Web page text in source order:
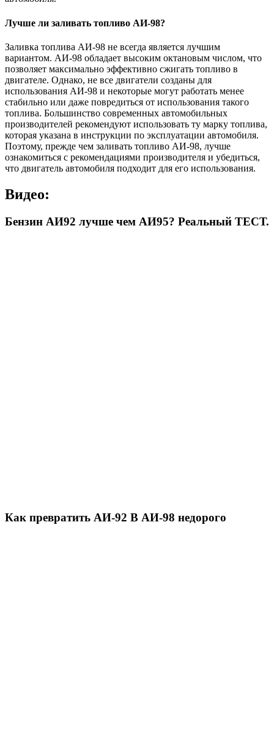
Лучше ли заливать топливо АИ-98?
Заливка топлива АИ-98 не всегда является лучшим
вариантом. АИ-98 обладает высоким октановым числом, что
позволяет максимально эффективно сжигать топливо в
двигателе. Однако, не все двигатели созданы для
использования АИ-98 и некоторые могут работать менее
стабильно или даже повредиться от использования такого
топлива. Большинство современных автомобильных
производителей рекомендуют использовать ту марку топлива,
которая указана в инструкции по эксплуатации автомобиля.
Поэтому, прежде чем заливать топливо АИ-98, лучше
ознакомиться с рекомендациями производителя и убедиться,
что двигатель автомобиля подходит для его использования.
Видео:
Бензин АИ92 лучше чем АИ95? Реальный ТЕСТ.
Как превратить АИ-92 В АИ-98 недорого